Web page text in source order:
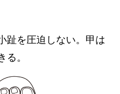
趾を圧迫しない。甲は
る。